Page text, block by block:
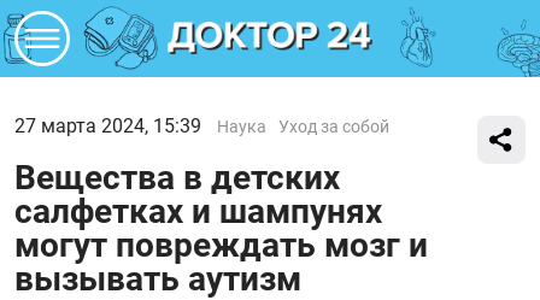
27 марта 2024, 15:39 Наука Уход за собой
Вещества в детских
салфетках и шампунях
могут повреждать мозг и
вызывать аутизм